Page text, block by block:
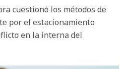
cuestionó los métodos de
por el estacionamiento
en la interna del